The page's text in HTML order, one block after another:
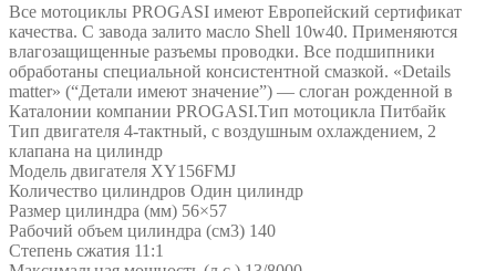
Все мотоциклы PROGASI имеют Европейский сертификат
качества. С завода залито масло Shell 10w40. Применяются
влагозащищенные разъемы проводки. Все подшипники
обработаны специальной консистентной смазкой. «Details
matter» (“Детали имеют значение”) — слоган рожденной в
Каталонии компании PROGASI.Тип мотоцикла Питбайк
Тип двигателя 4-тактный, с воздушным охлаждением, 2
клапана на цилиндр
Модель двигателя XY156FMJ
Количество цилиндров Один цилиндр
Размер цилиндра (мм) 56×57
Рабочий объем цилиндра (см3) 140
Степень сжатия 11:1